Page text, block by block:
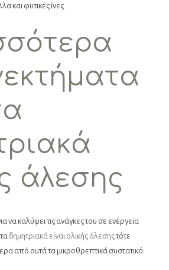
και φυτικές ίνες.
άλεσης
να καλύψει τις ανάγκες του σε ενέργεια
δημητριακά είναι ολικής άλεσηςτότε
από αυτά τα μικροθρεπτικά συστατικά.